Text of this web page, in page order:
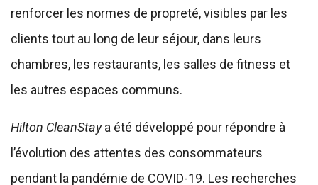
renforcer les normes de propreté, visibles par les
clients tout au long de leur séjour, dans leurs
chambres, les restaurants, les salles de fitness et
les autres espaces communs.
Hilton CleanStaya été développé pour répondre à
l’évolution des attentes des consommateurs
pendant la pandémie de COVID-19. Les recherches